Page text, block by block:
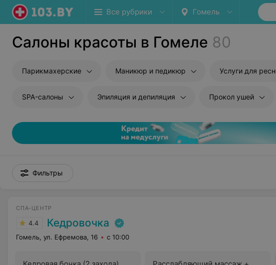
Все рубрики Гомель
Салоны красоты в Гомеле 80
Парикмахерские Маникюр и педикюр Услуги для
SPA-салоны Эпиляция и депиляция Прокол ушей
Фильтры
СПА-ЦЕНТР
4.4 Кедровочка
Гомель, ул. Ефремова, 16 с 10:00